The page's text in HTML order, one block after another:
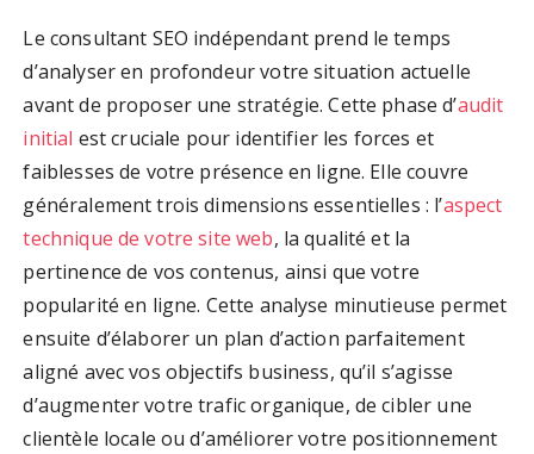
Le consultant SEO indépendant prend le temps
d’analyser en profondeur votre situation actuelle
avant de proposer une stratégie. Cette phase d’audit
initial est cruciale pour identifier les forces et
faiblesses de votre présence en ligne. Elle couvre
généralement trois dimensions essentielles : l’aspect
technique de votre site web, la qualité et la
pertinence de vos contenus, ainsi que votre
popularité en ligne. Cette analyse minutieuse permet
ensuite d’élaborer un plan d’action parfaitement
aligné avec vos objectifs business, qu’il s’agisse
d’augmenter votre trafic organique, de cibler une
clientèle locale ou d’améliorer votre positionnement